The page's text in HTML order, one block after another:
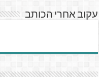
עקוב אחרי הכותב